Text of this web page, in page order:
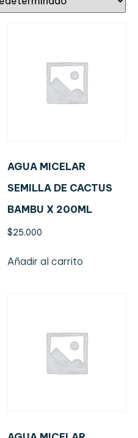
AGUA MICELAR
SEMILLA DE CACTUS
BAMBU X 200ML
$25.000
Añadir al carrito